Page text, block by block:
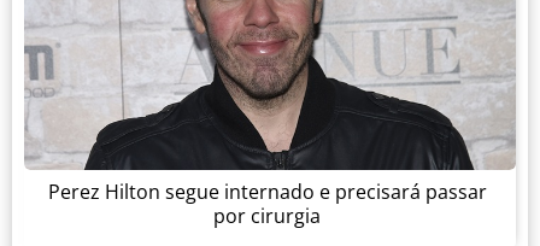
Perez Hilton segue internado e precisará passar
por cirurgia